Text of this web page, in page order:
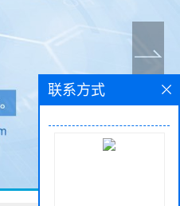
联系方式